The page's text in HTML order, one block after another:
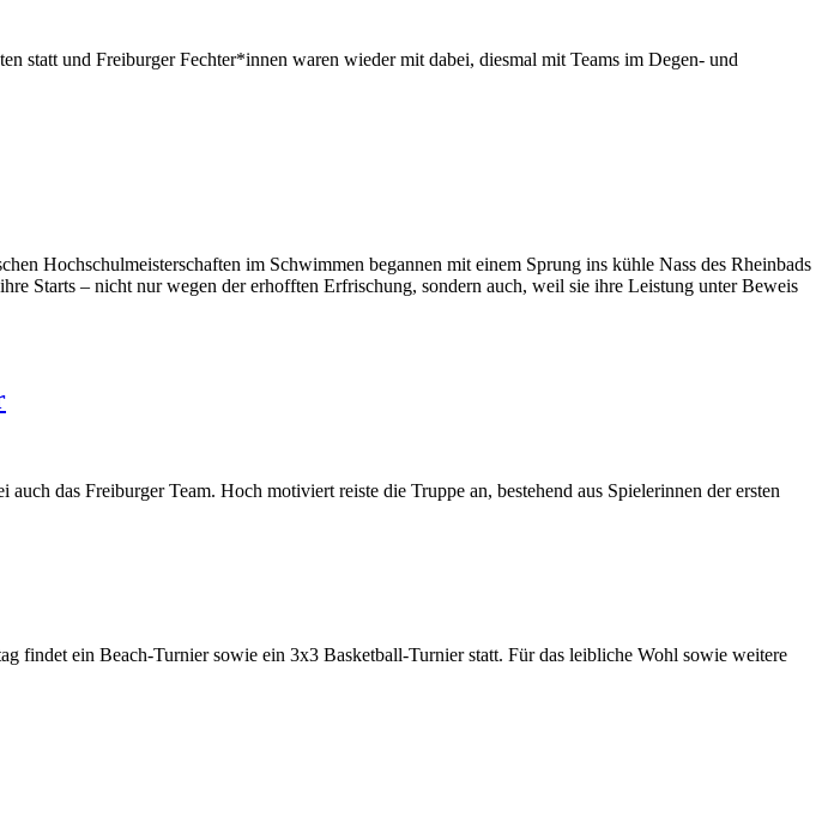
statt und Freiburger Fechter*innen waren wieder mit dabei, diesmal mit Teams im Degen- und
Hochschulmeisterschaften im Schwimmen begannen mit einem Sprung ins kühle Nass des Rheinbads
Starts – nicht nur wegen der erhofften Erfrischung, sondern auch, weil sie ihre Leistung unter Beweis
das Freiburger Team. Hoch motiviert reiste die Truppe an, bestehend aus Spielerinnen der ersten
findet ein Beach-Turnier sowie ein 3x3 Basketball-Turnier statt. Für das leibliche Wohl sowie weitere